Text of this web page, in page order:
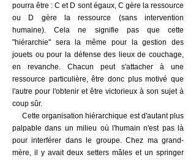
pourra être : C et D sont égaux, C gère la ressource
ou D gère la ressource (sans intervention
humaine). Cela ne signifie pas que cette
"hiérarchie" sera la même pour la gestion des
jouets ou pour la défense des lieux de couchage,
en revanche. Chacun peut s'attacher à une
ressource particulière, être donc plus motivé que
l'autre pour l'obtenir et être victorieux à son sujet à
coup sûr.
Cette organisation hiérarchique est d'autant plus
palpable dans un milieu où l'humain n'est pas là
pour interférer dans le groupe. Chez ma grand-
mère, il y avait deux setters mâles et un springer